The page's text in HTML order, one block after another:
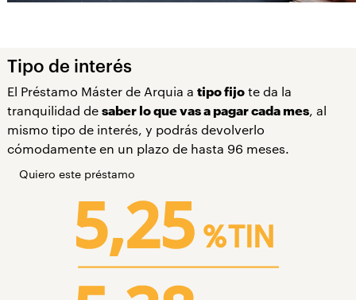
Tipo de interés
El Préstamo Máster de Arquia a tipo fijote da la
tranquilidad de saber lo que vas a pagar cada mes, al
mismo tipo de interés, y podrás devolverlo
cómodamente en un plazo de hasta 96 meses.
Quiero este préstamo